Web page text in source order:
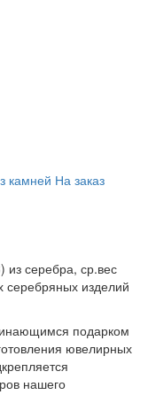
камней На заказ
из серебра, ср.вес
серебряных изделий
подарком
ювелирных
нашего